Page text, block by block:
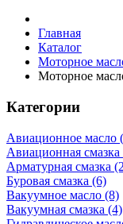
Главная
Каталог
Моторное
Моторное
Категории
Авиационное масло
Авиационная смазка
Арматурная смазка
Буровая смазка (6)
Вакуумное масло (8)
Вакуумная смазка (4)